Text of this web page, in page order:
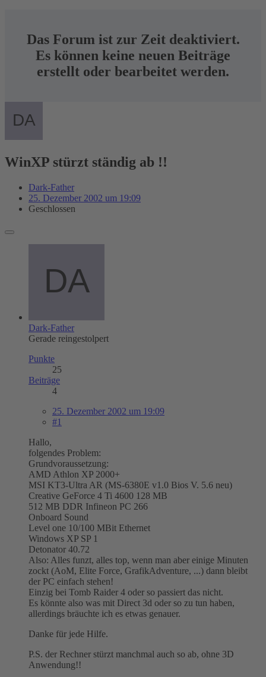
Das Forum ist zur Zeit deaktiviert.
Es können keine neuen Beiträge
erstellt oder bearbeitet werden.
WinXP stürzt ständig ab !!
Dark-Father
25. Dezember 2002 um 19:09
Geschlossen
Dark-Father
Gerade reingestolpert
Punkte
25
Beiträge
4
25. Dezember 2002 um 19:09
#1
Hallo,
folgendes Problem:
Grundvoraussetzung:
AMD Athlon XP 2000+
MSI KT3-Ultra AR (MS-6380E v1.0 Bios V. 5.6 neu)
Creative GeForce 4 Ti 4600 128 MB
512 MB DDR Infineon PC 266
Onboard Sound
Level one 10/100 MBit Ethernet
Windows XP SP 1
Detonator 40.72
Also: Alles funzt, alles top, wenn man aber einige Minuten
zockt (AoM, Elite Force, GrafikAdventure, ...) dann bleibt
der PC einfach stehen!
Einzig bei Tomb Raider 4 oder so passiert das nicht.
Es könnte also was mit Direct 3d oder so zu tun haben,
allerdings bräuchte ich es etwas genauer.
Danke für jede Hilfe.
P.S. der Rechner stürzt manchmal auch so ab, ohne 3D
Anwendung!!